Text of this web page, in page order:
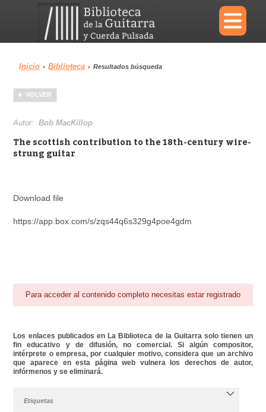
×
Menu
Biblioteca
Inicio › Biblioteca › Resultados búsqueda
VOLVER
Autor:Bob MacKillop
The scottish contribution to the 18th-century wire-
strung guitar
Download file
https://app.box.com/s/zqs44q6s329g4poe4gdm
Para acceder al contenido completo necesitas estar registrado
Los enlaces publicados en La Biblioteca de la Guitarra solo tienen un
fin educativo y de difusión, no comercial. Si algún compositor,
intérprete o empresa, por cualquier motivo, considera que un archivo
que aparece en esta página web vulnera los derechos de autor,
infórmenos y se eliminará.
Etiquetas